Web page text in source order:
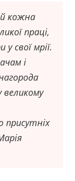
кожна
праці,
свої мрії.
і
присутніх